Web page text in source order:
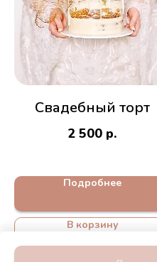
Свадебный торт
2 500 р.
Подробнее
В корзину